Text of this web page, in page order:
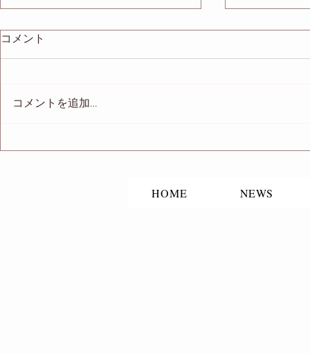
コメント
コメントを追加…
HOME NEWS